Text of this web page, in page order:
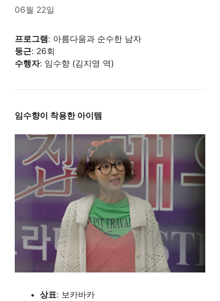
06월 22일
프로그램: 아름다움과 순수한 남자
둥근: 26회
수행자: 임수향 (김지영 역)
임수향이 착용한 아이템
상표: 보카바카